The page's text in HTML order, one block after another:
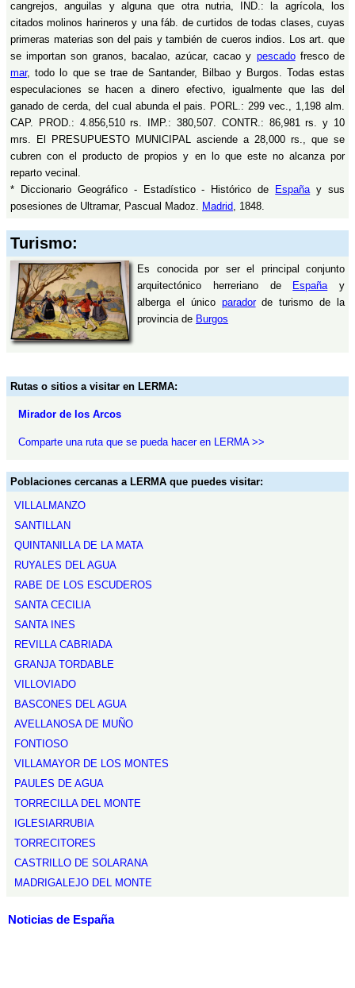
cangrejos, anguilas y alguna que otra nutria, IND.: la agrícola, los
citados molinos harineros y una fáb. de curtidos de todas clases, cuyas
primeras materias son del pais y también de cueros indios. Los art. que
se importan son granos, bacalao, azúcar, cacao y pescadofresco de
mar, todo lo que se trae de Santander, Bilbao y Burgos. Todas estas
especulaciones se hacen a dinero efectivo, igualmente que las del
ganado de cerda, del cual abunda el pais. PORL.: 299 vec., 1,198 alm.
CAP. PROD.: 4.856,510 rs. IMP.: 380,507. CONTR.: 86,981 rs. y 10
mrs. El PRESUPUESTO MUNICIPAL asciende a 28,000 rs., que se
cubren con el producto de propios y en lo que este no alcanza por
reparto vecinal.
* Diccionario Geográfico - Estadístico - Histórico de
Españay sus
posesiones de Ultramar, Pascual Madoz. Madrid, 1848.
Turismo:
Es conocida por ser el principal conjunto
arquitectónico herreriano de
Españay
alberga el único paradorde turismo de la
provincia de Burgos
Rutas o sitios a visitar en LERMA:
Mirador de los Arcos
Comparte una ruta que se pueda hacer en LERMA >>
Poblaciones cercanas a LERMA que puedes visitar:
VILLALMANZO
SANTILLAN
QUINTANILLA DE LA MATA
RUYALES DEL AGUA
RABE DE LOS ESCUDEROS
SANTA CECILIA
SANTA INES
REVILLA CABRIADA
GRANJA TORDABLE
VILLOVIADO
BASCONES DEL AGUA
AVELLANOSA DE MUÑO
FONTIOSO
VILLAMAYOR DE LOS MONTES
PAULES DE AGUA
TORRECILLA DEL MONTE
IGLESIARRUBIA
TORRECITORES
CASTRILLO DE SOLARANA
MADRIGALEJO DEL MONTE
Noticias de España